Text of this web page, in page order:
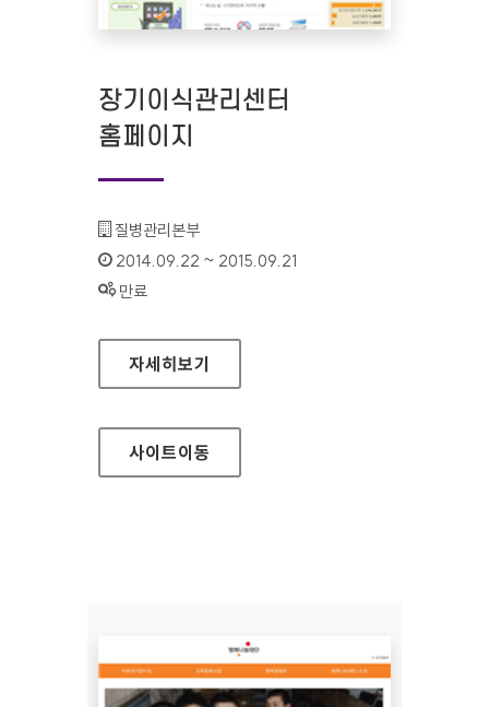
장기이식관리센터
홈페이지
기관명 :
질병관리본부
인증기간 :
2014.09.22 ~ 2015.09.21
상태 :
만료
장기이식관리센터 홈페이지
자세히보기
사이트이동